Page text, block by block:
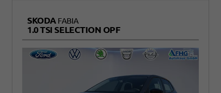
SKODA FABIA
1.0 TSI SELECTION OPF